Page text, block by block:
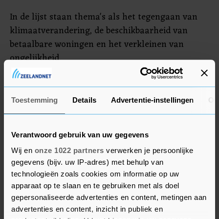
Toestemming Details Advertentie-instellingen
Verantwoord gebruik van uw gegevens
Wij en onze 1022 partners verwerken je persoonlijke
gegevens (bijv. uw IP-adres) met behulp van
technologieën zoals cookies om informatie op uw
apparaat op te slaan en te gebruiken met als doel
gepersonaliseerde advertenties en content, metingen aan
advertenties en content, inzicht in publiek en
In de lijst staan thema's als het tegengaan van
klimaatverandering, de beschikbaarheid van
betaalbare woningen en het verkleinen van
ongelijkheid.
Steun
Het kabinet heeft steun van een van de twee
nieuwe coalitie zal dus allebei moeten overtuigen
als ze steun wil voor voorstellen. Over de
toekomst van de landbouw staat weinig in het
akkoord.
Eerder kondigden de twee partijen al aan als één